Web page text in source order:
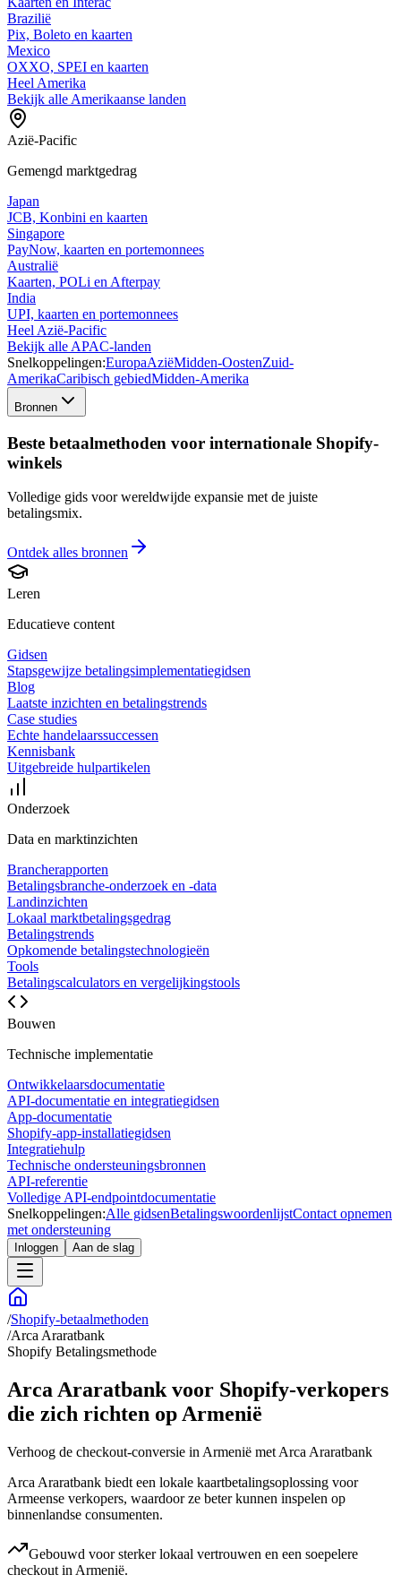
Brazilië
Pix, Boleto en kaarten
Mexico
OXXO, SPEI en kaarten
Heel Amerika
Bekijk alle Amerikaanse landen
Azië-Pacific
Gemengd marktgedrag
Japan
JCB, Konbini en kaarten
Singapore
PayNow, kaarten en portemonnees
Australië
Kaarten, POLi en Afterpay
India
UPI, kaarten en portemonnees
Heel Azië-Pacific
Bekijk alle APAC-landen
Snelkoppelingen:EuropaAziëMidden-OostenZuid-
AmerikaCaribisch gebiedMidden-Amerika
Bronnen
Beste betaalmethoden voor internationale Shopify-
winkels
Volledige gids voor wereldwijde expansie met de juiste
betalingsmix.
Ontdek alles bronnen
Leren
Educatieve content
Gidsen
Stapsgewijze betalingsimplementatiegidsen
Blog
Laatste inzichten en betalingstrends
Case studies
Echte handelaarssuccessen
Kennisbank
Uitgebreide hulpartikelen
Onderzoek
Data en marktinzichten
Brancherapporten
Betalingsbranche-onderzoek en -data
Landinzichten
Lokaal marktbetalingsgedrag
Betalingstrends
Opkomende betalingstechnologieën
Tools
Betalingscalculators en vergelijkingstools
Bouwen
Technische implementatie
Ontwikkelaarsdocumentatie
API-documentatie en integratiegidsen
App-documentatie
Shopify-app-installatiegidsen
Integratiehulp
Technische ondersteuningsbronnen
API-referentie
Volledige API-endpointdocumentatie
Snelkoppelingen:Alle gidsenBetalingswoordenlijstContact opnemen
met ondersteuning
Inloggen Aan de slag
/Shopify-betaalmethoden
/Arca Araratbank
Shopify Betalingsmethode
Arca Araratbank voor Shopify-verkopers
die zich richten op Armenië
Verhoog de checkout-conversie in Armenië met Arca Araratbank
Arca Araratbank biedt een lokale kaartbetalingsoplossing voor
Armeense verkopers, waardoor ze beter kunnen inspelen op
binnenlandse consumenten.
Gebouwd voor sterker lokaal vertrouwen en een soepelere
checkout in Armenië.